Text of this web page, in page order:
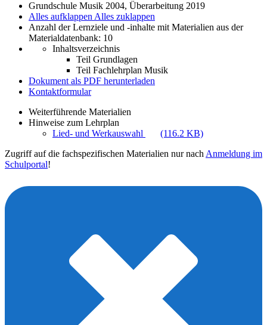
Grundschule Musik 2004, Überarbeitung 2019
Alles aufklappen Alles zuklappen
Anzahl der Lernziele und -inhalte mit Materialien aus der
Materialdatenbank: 10
Inhaltsverzeichnis
Teil Grundlagen
Teil Fachlehrplan Musik
Dokument als PDF herunterladen
Kontaktformular
Weiterführende Materialien
Hinweise zum Lehrplan
Lied- und Werkauswahl
(116.2 KB)
Zugriff auf die fachspezifischen Materialien nur nach Anmeldung im
Schulportal!